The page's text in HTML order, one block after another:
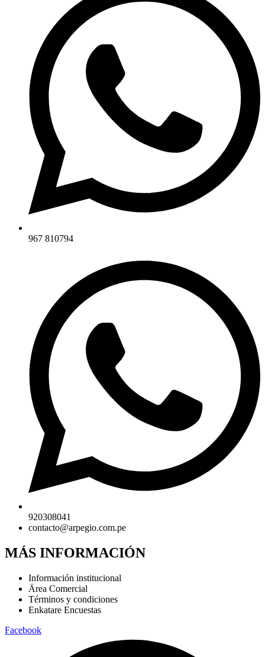
967 810794
920308041
contacto@arpegio.com.pe
MÁS INFORMACIÓN
Información institucional
Ärea Comercial
Términos y condiciones
Enkatare Encuestas
Facebook